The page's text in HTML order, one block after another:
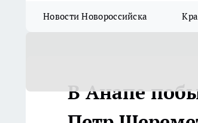
Новости Новороссийска
В Анапе